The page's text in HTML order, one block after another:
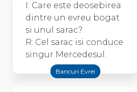
I: Care este deosebirea
dintre un evreu bogat
si unul sarac?
R: Cel sarac isi conduce
singur Mercedesul.
Bancuri Evrei